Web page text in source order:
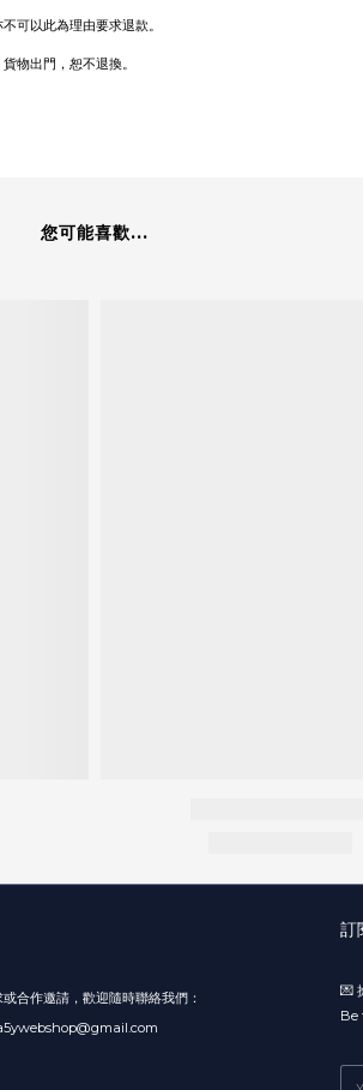
可以此為理由要求退款。
物出門，恕不退換。
您可能喜歡...
合作邀請，歡迎隨時聯絡我們：
訂
💌
Be